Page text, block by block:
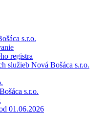
s.r.o.
registra
služieb Nová Bošáca s.r.o.
s.r.o.
01.06.2026